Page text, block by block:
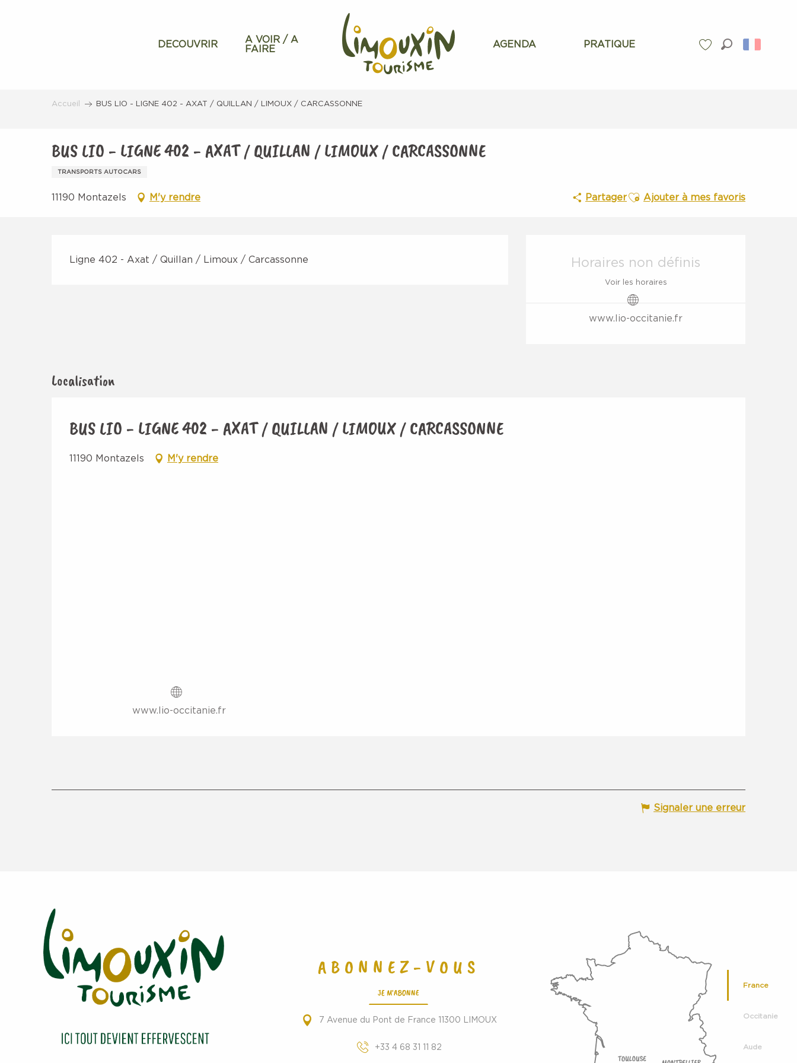
DECOUVRIR
A VOIR / A
FAIRE
AGENDA PRATIQUE
Accueil BUS LIO - LIGNE 402 - AXAT / QUILLAN / LIMOUX / CARCASSONNE
BUS LIO - LIGNE 402 - AXAT / QUILLAN / LIMOUX / CARCASSONNE
TRANSPORTS AUTOCARS
11190 Montazels M'y rendre PartagerAjouter aux favoris
Ajouter à mes favoris
Ouverture et coordonnées
Horaires non définis
Voir les horaires
www.lio-occitanie.fr
Description
Ligne 402 - Axat / Quillan / Limoux / Carcassonne
Localisation
BUS LIO - LIGNE 402 - AXAT / QUILLAN / LIMOUX / CARCASSONNE
11190 Montazels M'y rendre
www.lio-occitanie.fr
Signaler une erreur
ABONNEZ-VOUS
JE M'ABONNE
7 Avenue du Pont de France 11300 LIMOUX
+33 4 68 31 11 82
France
Occitanie
Aude